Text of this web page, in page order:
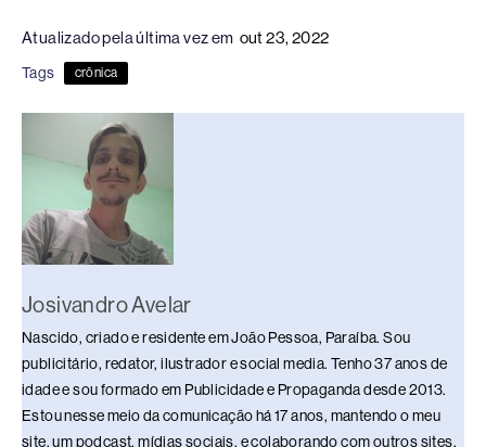
c
e
b
o
o
e
a
s
e
n
sk
at
s
p
y
n
Atualizado pela última vez em out 23, 2022
Tags crônica
Josivandro Avelar
Nascido, criado e residente em João Pessoa, Paraíba. Sou
publicitário, redator, ilustrador e social media. Tenho 37 anos de
idade e sou formado em Publicidade e Propaganda desde 2013.
Estou nesse meio da comunicação há 17 anos, mantendo o meu
site, um podcast, mídias sociais, e colaborando com outros sites.